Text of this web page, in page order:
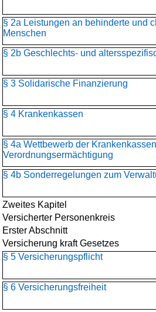
§ 2a Leistungen an behinderte und
Menschen
§ 2b Geschlechts- und
§ 3 Solidarische Finanzierung
§ 4 Krankenkassen
§ 4a Wettbewerb der
Verordnungsermächtigung
§ 4b Sonderregelungen zum
Zweites Kapitel
Versicherter Personenkreis
Erster Abschnitt
Versicherung kraft Gesetzes
§ 5 Versicherungspflicht
§ 6 Versicherungsfreiheit